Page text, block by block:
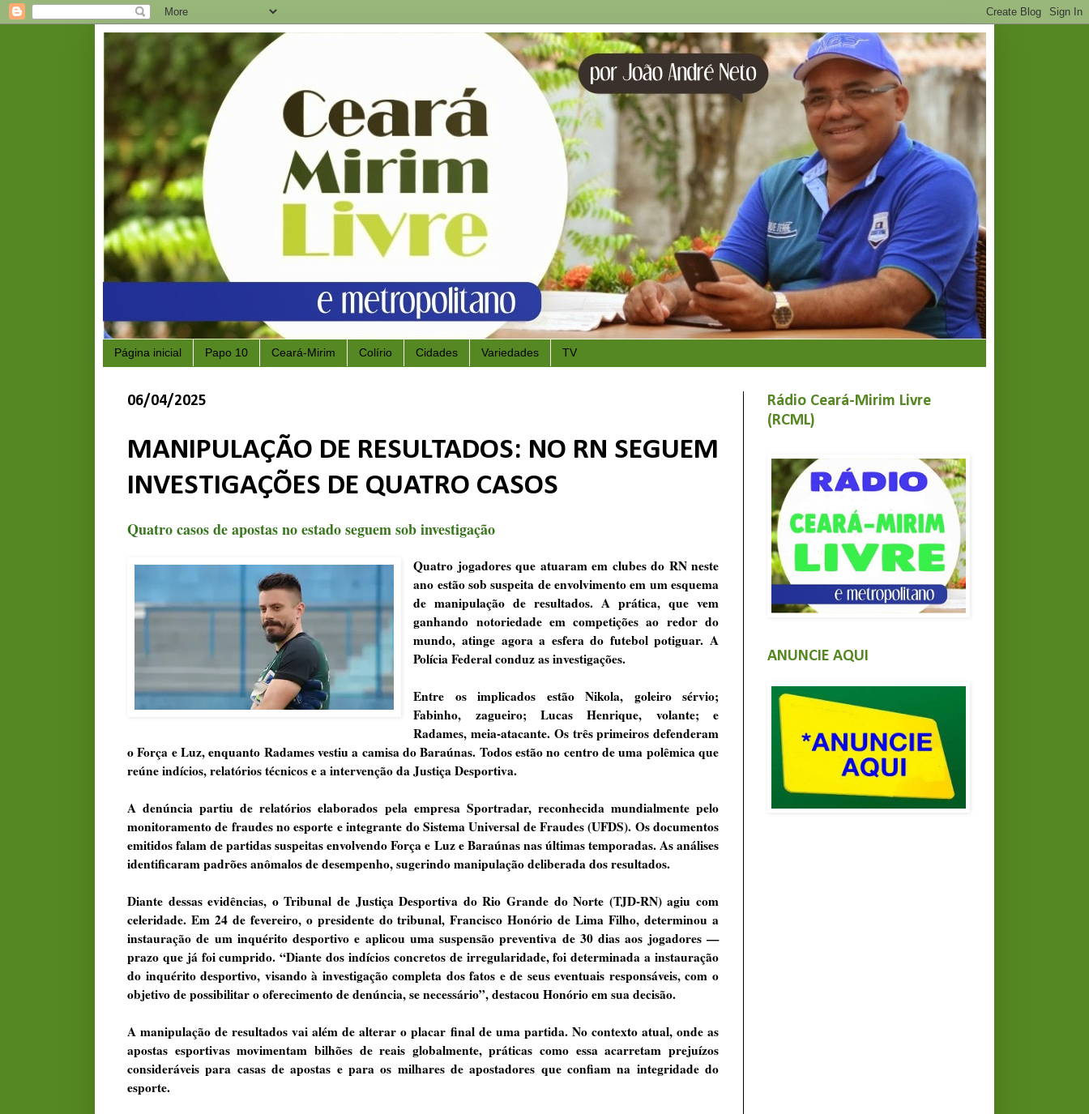
Página inicial Papo 10 Ceará-Mirim Colírio Cidades Variedades TV
06/04/2025
MANIPULAÇÃO DE RESULTADOS: NO RN SEGUEM
INVESTIGAÇÕES DE QUATRO CASOS
Quatro casos de apostas no estado seguem sob investigação
Quatro jogadores que atuaram em clubes do RN neste
ano estão sob suspeita de envolvimento em um esquema
de manipulação de resultados. A prática, que vem
ganhando notoriedade em competições ao redor do
mundo, atinge agora a esfera do futebol potiguar. A
Polícia Federal conduz as investigações.
Entre os implicados estão Nikola, goleiro sérvio;
Fabinho, zagueiro; Lucas Henrique, volante; e
Radames, meia-atacante. Os três primeiros defenderam
o Força e Luz, enquanto Radames vestiu a camisa do Baraúnas. Todos estão no centro de uma polêmica que
reúne indícios, relatórios técnicos e a intervenção da Justiça Desportiva.
A denúncia partiu de relatórios elaborados pela empresa Sportradar, reconhecida mundialmente pelo
monitoramento de fraudes no esporte e integrante do Sistema Universal de Fraudes (UFDS). Os documentos
emitidos falam de partidas suspeitas envolvendo Força e Luz e Baraúnas nas últimas temporadas. As análises
identificaram padrões anômalos de desempenho, sugerindo manipulação deliberada dos resultados.
Diante dessas evidências, o Tribunal de Justiça Desportiva do Rio Grande do Norte (TJD-RN) agiu com
celeridade. Em 24 de fevereiro, o presidente do tribunal, Francisco Honório de Lima Filho, determinou a
instauração de um inquérito desportivo e aplicou uma suspensão preventiva de 30 dias aos jogadores —
prazo que já foi cumprido. “Diante dos indícios concretos de irregularidade, foi determinada a instauração
do inquérito desportivo, visando à investigação completa dos fatos e de seus eventuais responsáveis, com o
objetivo de possibilitar o oferecimento de denúncia, se necessário”, destacou Honório em sua decisão.
A manipulação de resultados vai além de alterar o placar final de uma partida. No contexto atual, onde as
apostas esportivas movimentam bilhões de reais globalmente, práticas como essa acarretam prejuízos
consideráveis para casas de apostas e para os milhares de apostadores que confiam na integridade do
esporte.
Rádio Ceará-Mirim Livre
(RCML)
ANUNCIE AQUI